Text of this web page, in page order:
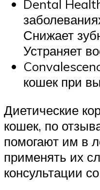
Dental
Снижает
Устраняет
кошек при
Диетические
кошек, по
помогают им в
применять их
консультации